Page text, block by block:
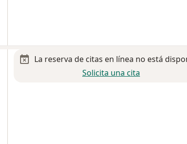
La reserva de citas en línea no está
Solicita una cita